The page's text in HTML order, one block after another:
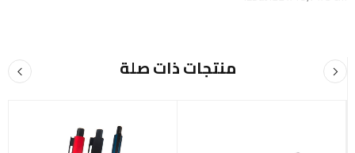
منتجات ذات صلة